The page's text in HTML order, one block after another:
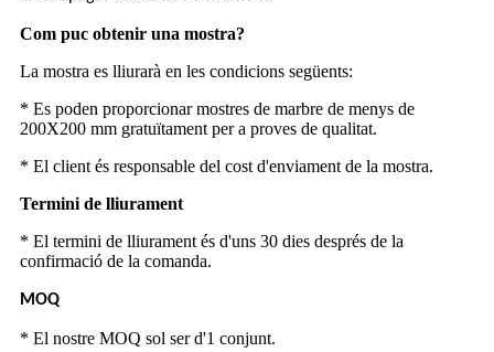
Com puc obtenir una mostra?
La mostra es lliurarà en les condicions següents:
* Es poden proporcionar mostres de marbre de menys de
200X200 mm gratuïtament per a proves de qualitat.
* El client és responsable del cost d'enviament de la mostra.
Termini de lliurament
* El termini de lliurament és d'uns 30 dies després de la
confirmació de la comanda.
MOQ
* El nostre MOQ sol ser d'1 conjunt.